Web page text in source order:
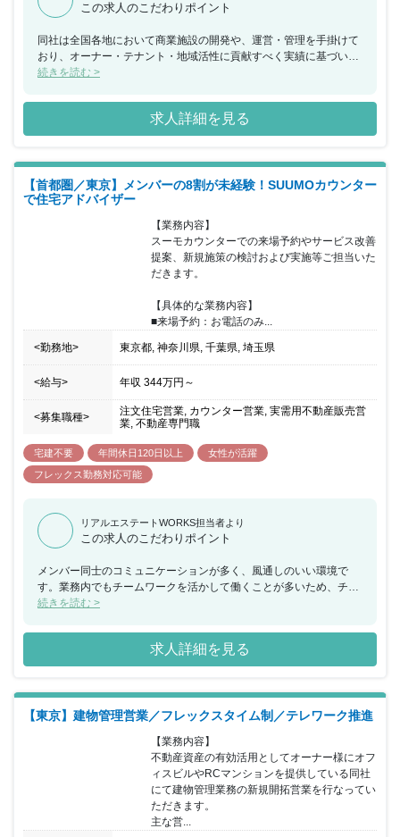
通じて私募ファンドを取扱うため、運用業務のスキル獲得も可能で
財形貯蓄/持ち株制度には奨励金がございます。 ◎1レセプト3000
円を超える医療機関での会計は共済給付金が適用されます(健保適用
外除く) ◎東急ハーヴェストクラブ・東急ホテルズ、東急ステイ、
支援にも力を入れています。 ◎ビジネススキル研修（グロービス
等） ◎英会話（ビズメイツ、DMM英会話等） ◎各種PCスキル（ネ
ットラーニング等） ◎継続学習支援（業務上必要な研修を費用会社
証券化マスター、証券アナリスト等40種類以上有り。 ★お祝い金
制度、講習費・受験費用の補助等ございます。
この求人のこだわりポイント
同社は全国各地において商業施設の開発や、運営・管理を手掛けて
おり、オーナー・テナント・地域活性に貢献すべく実績に基づいた
最適な開発を行い、運営・管理を行っております。 「まちを元気
「PM事業」「リテール事業」「ホテル事業」を展開する大和ハウ
スグループの企業です。 投資戦略部担当として投資案件等について
不動産の資産価値の調査、社内報告資料の作成などおまかせできる
資案件の情報収集、社外との調整だけでなく社内との調整も必要と
なる為、コミュニケーション能力や豊富な経験が必要となります。
また、投資案件ということもあり仕事の内容が結果を左右する重要
な役割となります。今までの経験活かして投資戦略部をリードして
いただける方を歓迎いたします。
続きを読む >
求人詳細を見る
【首都圏／東京】メンバーの8割が未経験！SUUMOカウンター
で住宅アドバイザー
【業務内容】
スーモカウンターでの来場予約やサービス改善
提案、新規施策の検討および実施等ご担当いた
だきます。
【具体的な業務内容】
■来場予約：お電話のみ...
<勤務地> 東京都, 神奈川県, 千葉県, 埼玉県
<給与> 年収 344万円 ～
<募集職種>
注文住宅営業, カウンター営業, 実需用不動産販売営
業, 不動産専門職
宅建不要 年間休日120日以上
女性が活躍
フレックス勤務対応可能
リアルエステートWORKS担当者より
この求人のこだわりポイント
メンバー同士のコミュニケーションが多く、風通しのいい環境で
す。業務内でもチームワークを活かして働くことが多いため、チー
ムで何かを成し遂げたいと考えている方におススメの求人です。ま
制度など女性のライフイベントにも沿った制度が整っております。
続きを読む >
求人詳細を見る
【東京】建物管理営業／フレックスタイム制／テレワーク推進
【業務内容】
不動産資産の有効活用としてオーナー様にオフ
ィスビルやRCマンションを提供している同社
にて建物管理業務の新規開拓営業を行なってい
ただきます。
主な営...